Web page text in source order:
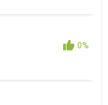
0%